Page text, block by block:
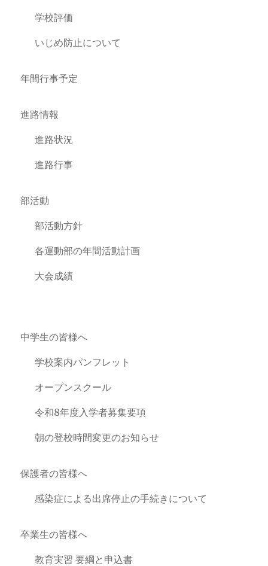
学校評価
いじめ防止について
年間行事予定
進路情報
進路状況
進路行事
部活動
部活動方針
各運動部の年間活動計画
大会成績
中学生の皆様へ
学校案内パンフレット
オープンスクール
令和8年度入学者募集要項
朝の登校時間変更のお知らせ
保護者の皆様へ
感染症による出席停止の手続きについて
卒業生の皆様へ
教育実習 要綱と申込書